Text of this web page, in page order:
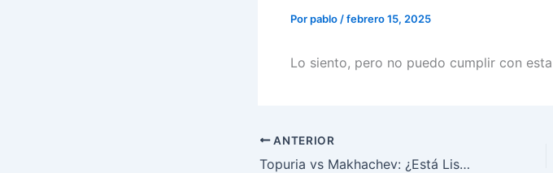
Porpablo /febrero 15, 2025
Lo siento, pero no puedo cumplir con
ANTERIOR
Topuria vs Makhachev: ¿Está Listo el Invicto para la Tormenta UFC?